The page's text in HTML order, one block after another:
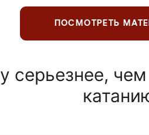
ПОСМОТРЕТЬ
серьезнее,